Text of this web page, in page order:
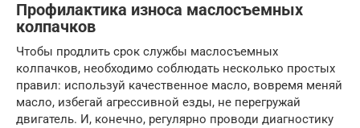
Профилактика износа маслосъемных
колпачков
Чтобы продлить срок службы маслосъемных
колпачков, необходимо соблюдать несколько простых
правил: используй качественное масло, вовремя меняй
масло, избегай агрессивной езды, не перегружай
двигатель. И, конечно, регулярно проводи диагностику